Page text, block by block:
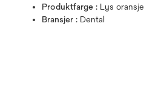
Produktfarge : Lys oransje
Bransjer : Dental